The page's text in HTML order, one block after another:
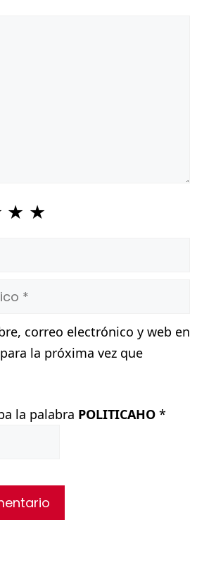
★
★
correo electrónico y web en
la próxima vez que
la palabra POLITICAHO *